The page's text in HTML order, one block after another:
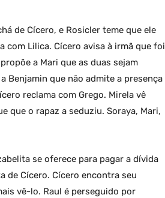
de Cícero, e Rosicler teme que ele
com Lilica. Cícero avisa à irmã que foi
a Mari que as duas sejam
Benjamin que não admite a presença
reclama com Grego. Mirela vê
que o rapaz a seduziu. Soraya, Mari,
se oferece para pagar a dívida
de Cícero. Cícero encontra seu
vê-lo. Raul é perseguido por